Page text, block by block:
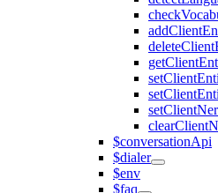
$conversationApi
$dialer
$env
$faq